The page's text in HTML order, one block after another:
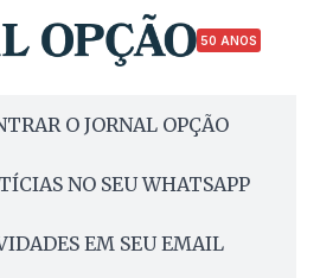
50 ANOS
O JORNAL OPÇÃO
NO SEU WHATSAPP
EM SEU EMAIL